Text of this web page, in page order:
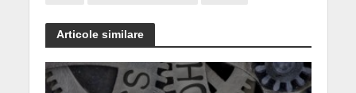
Articole similare